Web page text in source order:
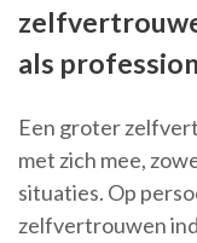
als
Een groter
met zich mee,
situaties. Op
zelfvertrouwen